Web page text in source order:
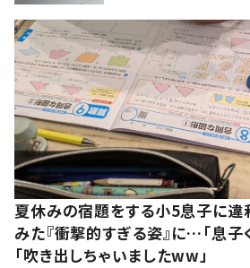
夏休みの宿題をする小5息子に違
みた『衝撃的すぎる姿』に…「息子
「吹き出しちゃいましたww」